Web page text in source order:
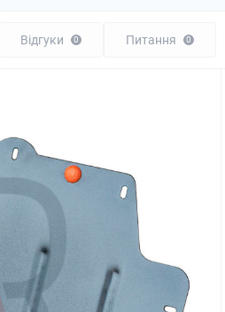
Відгуки 0 Питання 0